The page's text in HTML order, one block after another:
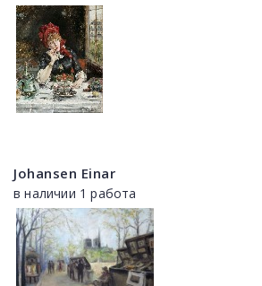
Johansen Einar
в наличии 1 работа